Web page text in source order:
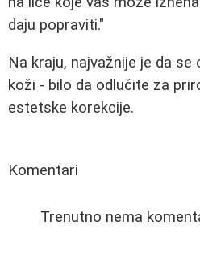
daju popraviti."
Na kraju, najvažnije je da
koži - bilo da odlučite za
estetske korekcije.
Komentari
Trenutno nema